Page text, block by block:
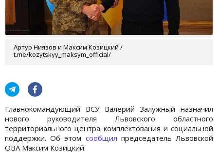
Артур Ниязов и Максим Козицкий /
t.me/kozytskyy_maksym_official/
Главнокомандующий ВСУ Валерий Залужный назначил
нового руководителя Львовского областного
территориального центра комплектования и социальной
поддержки. Об этом сообщил председатель Львовской
ОВА Максим Козицкий.